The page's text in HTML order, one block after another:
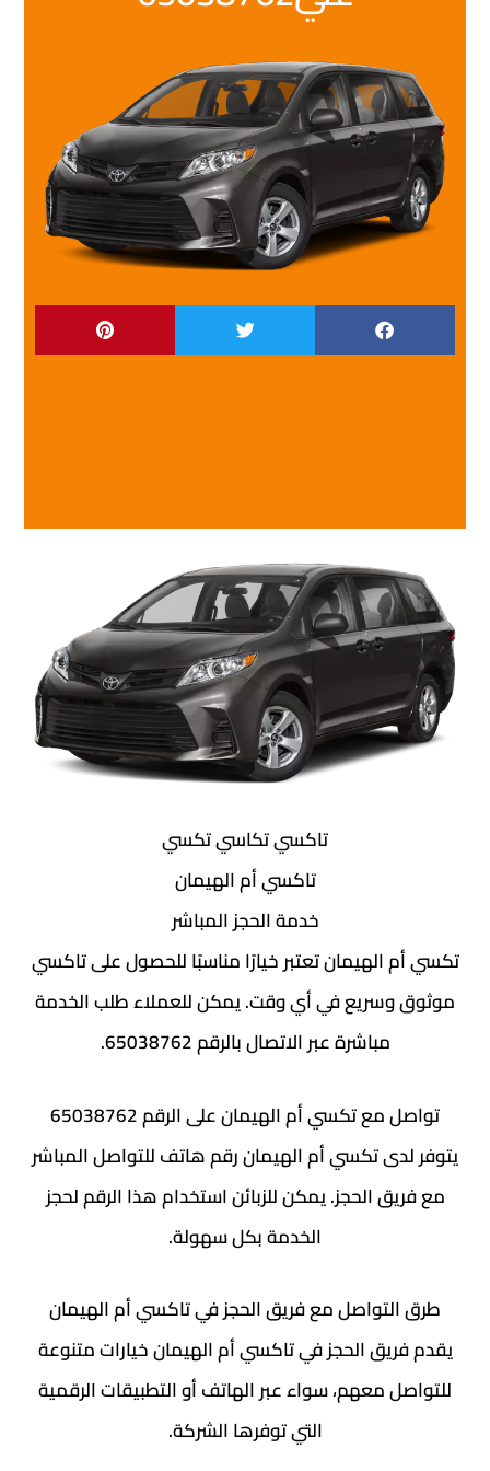
تاكسي تكاسي تكسي
تاكسي أم الهيمان
خدمة الحجز المباشر
تعتبر خيارًا مناسبًا للحصول على تاكسي
في أي وقت. يمكن للعملاء طلب الخدمة
مباشرة عبر الاتصال بالرقم 65038762.
تكسي أم الهيمان على الرقم 65038762
تكسي أم الهيمان رقم هاتف للتواصل المباشر
الحجز. يمكن للزبائن استخدام هذا الرقم لحجز
الخدمة بكل سهولة.
مع فريق الحجز في تاكسي أم الهيمان
الحجز في تاكسي أم الهيمان خيارات متنوعة
معهم، سواء عبر الهاتف أو التطبيقات الرقمية
التي توفرها الشركة.